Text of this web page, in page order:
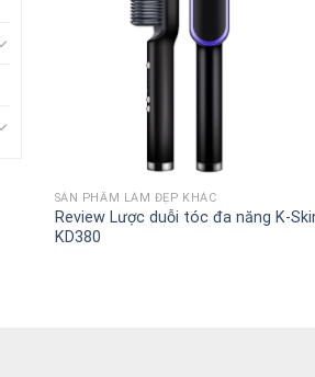
SẢN PHẨM LÀM ĐẸP KHÁC
Review Lược duỗi tóc đa năng K-
KD380